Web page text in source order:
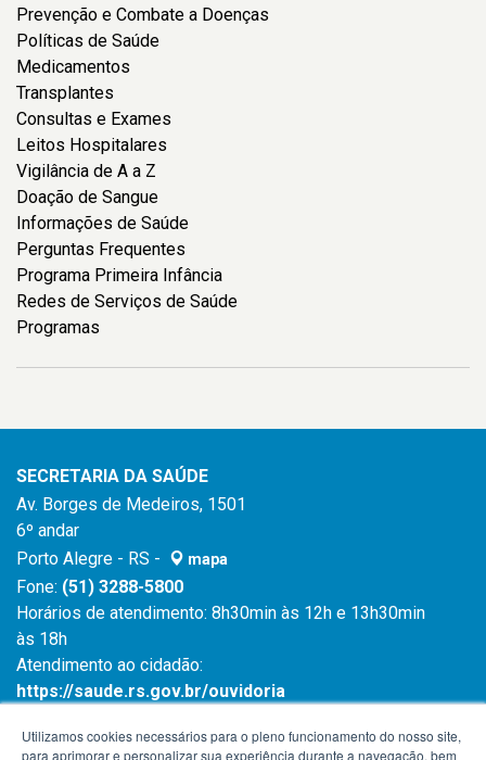
Prevenção e Combate a Doenças
Políticas de Saúde
Medicamentos
Transplantes
Consultas e Exames
Leitos Hospitalares
Vigilância de A a Z
Doação de Sangue
Informações de Saúde
Perguntas Frequentes
Programa Primeira Infância
Redes de Serviços de Saúde
Programas
SECRETARIA DA SAÚDE
Av. Borges de Medeiros, 1501
6º andar
Porto Alegre - RS -
mapa
Fone: (51) 3288-5800
Horários de atendimento: 8h30min às 12h e 13h30min
às 18h
Atendimento ao cidadão:
https://saude.rs.gov.br/ouvidoria
Utilizamos cookies necessários para o pleno funcionamento do nosso site,
para aprimorar e personalizar sua experiência durante a navegação, bem